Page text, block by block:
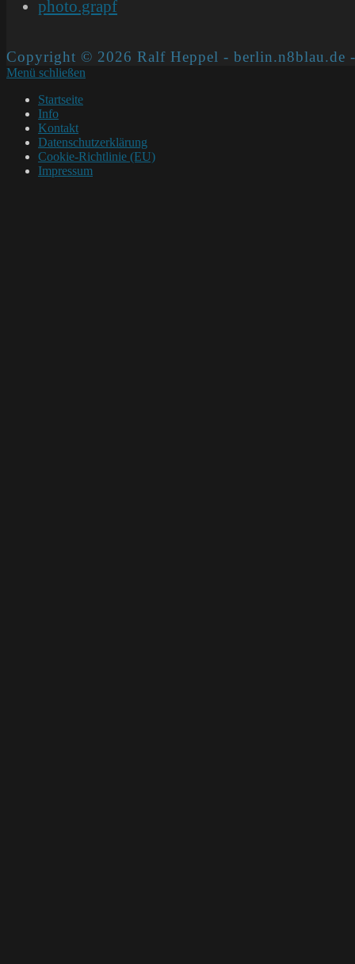
photo.grapf
Copyright © 2026 Ralf Heppel - berlin.n8blau.de
Menü schließen
Startseite
Info
Kontakt
Datenschutzerklärung
Cookie-Richtlinie (EU)
Impressum